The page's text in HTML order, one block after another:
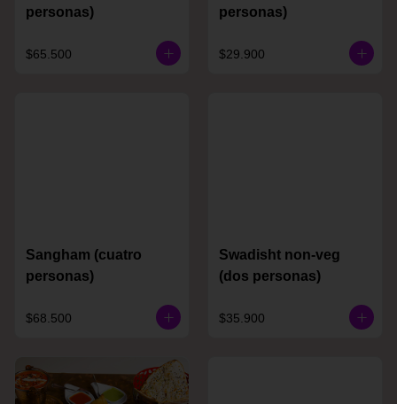
personas)
$65.500
personas)
$29.900
Sangham (cuatro
personas)
$68.500
Swadisht non-veg
(dos personas)
$35.900